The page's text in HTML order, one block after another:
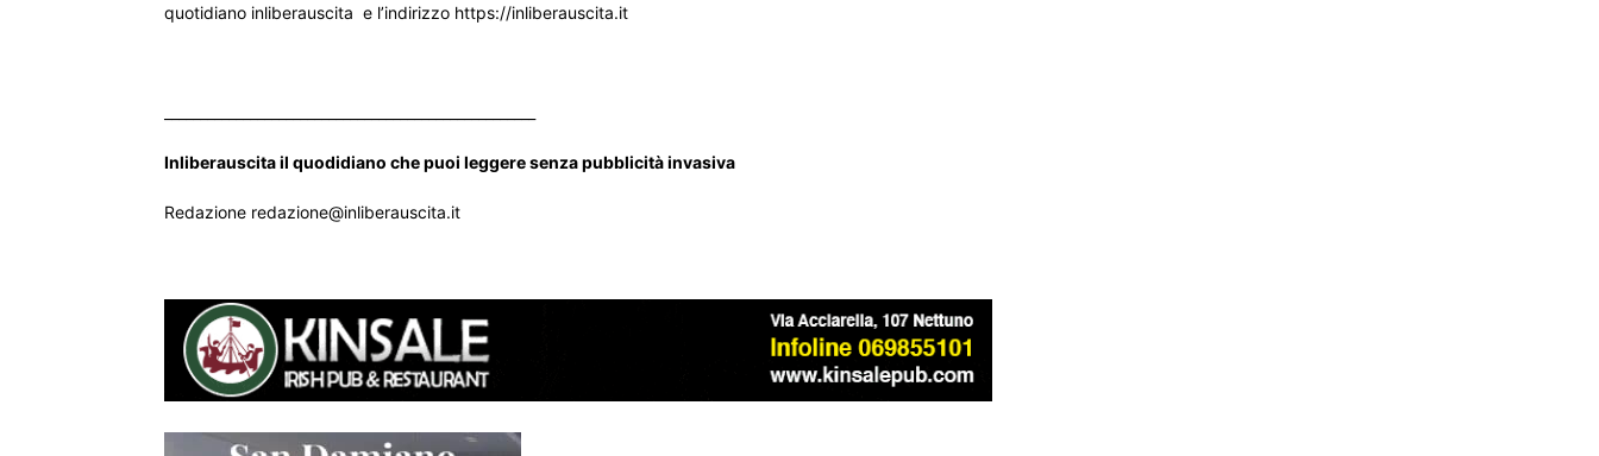
quotidiano inliberauscita e l’indirizzo https://inliberauscita.it
Inliberauscita il quodidiano che puoi leggere senza pubblicità invasiva
Redazione redazione@inliberauscita.it